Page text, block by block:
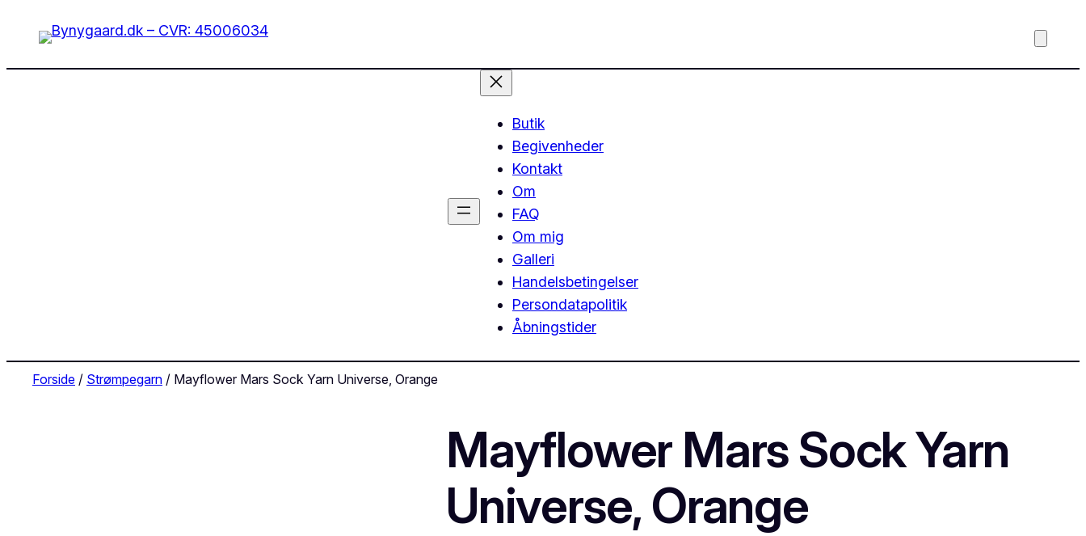
Butik
Begivenheder
Kontakt
Om
FAQ
Om mig
Galleri
Handelsbetingelser
Persondatapolitik
Åbningstider
Forside / Strømpegarn / Mayflower Mars Sock Yarn Universe, Orange
Mayflower Mars Sock Yarn
Universe, Orange